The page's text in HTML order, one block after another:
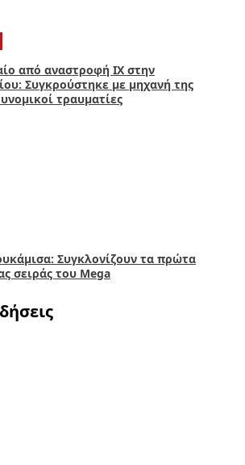
από αναστροφή ΙΧ στην
Συγκρούστηκε με μηχανή της
τραυματίες
Συγκλονίζουν τα πρώτα
σειράς του Mega